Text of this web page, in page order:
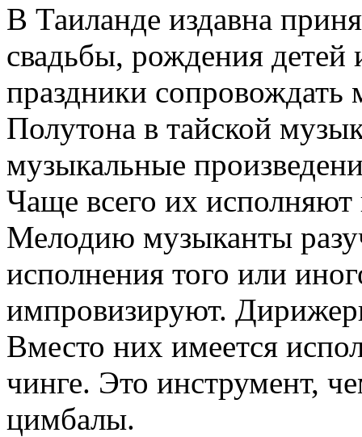
В Таиланде издавна
свадьбы, рождения детей
праздники
Полутона в тайской
музыкальные
Чаще всего их
Мелодию музыканты
исполнения того или
импровизируют.
Вместо них имеется
чинге. Это инструмент,
цимбалы.